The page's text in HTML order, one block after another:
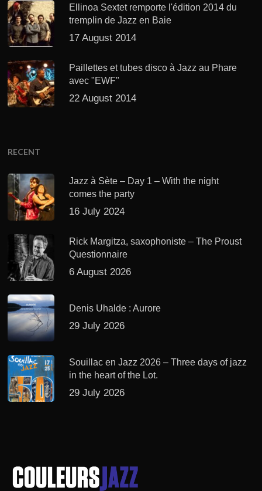
Ellinoa Sextet remporte l'édition 2014 du
tremplin de Jazz en Baie
17 August 2014
Paillettes et tubes disco à Jazz au Phare
avec "EWF"
22 August 2014
RECENT
Jazz à Sète – Day 1 – With the night
comes the party
16 July 2024
Rick Margitza, saxophoniste – The Proust
Questionnaire
6 August 2026
Denis Uhalde : Aurore
29 July 2026
Souillac en Jazz 2026 – Three days of jazz
in the heart of the Lot.
29 July 2026